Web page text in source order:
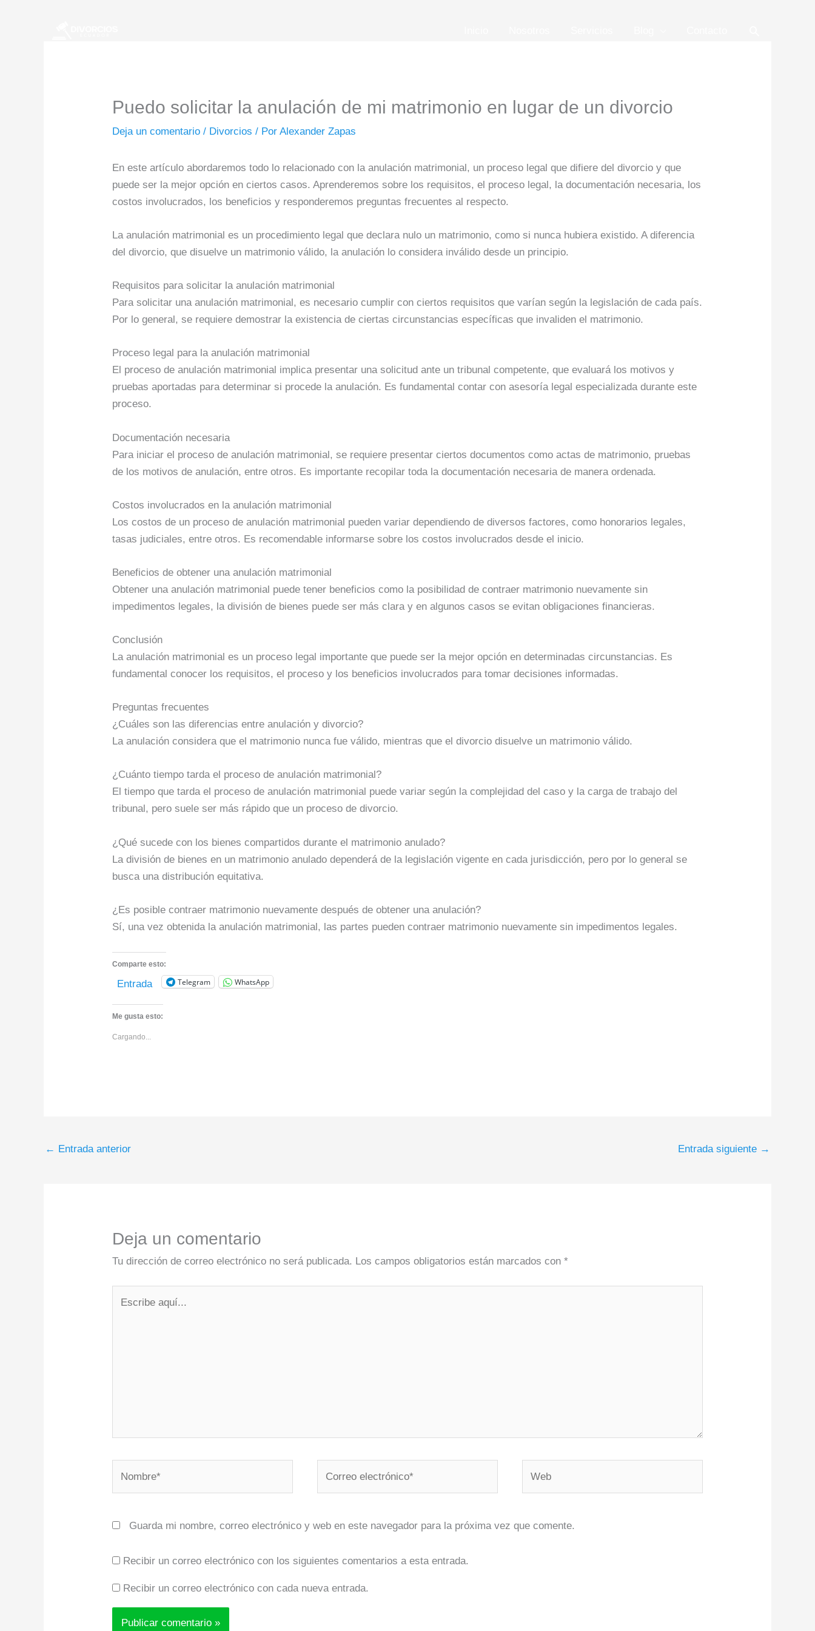
Puedo solicitar la anulación de mi matrimonio en lugar de un divorcio
Deja un comentario / Divorcios / PorAlexander Zapas
En este artículo abordaremos todo lo relacionado con la anulación matrimonial, un proceso legal que difiere del divorcio y que
puede ser la mejor opción en ciertos casos. Aprenderemos sobre los requisitos, el proceso legal, la documentación necesaria, los
costos involucrados, los beneficios y responderemos preguntas frecuentes al respecto.
La anulación matrimonial es un procedimiento legal que declara nulo un matrimonio, como si nunca hubiera existido. A diferencia
del divorcio, que disuelve un matrimonio válido, la anulación lo considera inválido desde un principio.
Requisitos para solicitar la anulación matrimonial
Para solicitar una anulación matrimonial, es necesario cumplir con ciertos requisitos que varían según la legislación de cada país.
Por lo general, se requiere demostrar la existencia de ciertas circunstancias específicas que invaliden el matrimonio.
Proceso legal para la anulación matrimonial
El proceso de anulación matrimonial implica presentar una solicitud ante un tribunal competente, que evaluará los motivos y
pruebas aportadas para determinar si procede la anulación. Es fundamental contar con asesoría legal especializada durante este
proceso.
Documentación necesaria
Para iniciar el proceso de anulación matrimonial, se requiere presentar ciertos documentos como actas de matrimonio, pruebas
de los motivos de anulación, entre otros. Es importante recopilar toda la documentación necesaria de manera ordenada.
Costos involucrados en la anulación matrimonial
Los costos de un proceso de anulación matrimonial pueden variar dependiendo de diversos factores, como honorarios legales,
tasas judiciales, entre otros. Es recomendable informarse sobre los costos involucrados desde el inicio.
Beneficios de obtener una anulación matrimonial
Obtener una anulación matrimonial puede tener beneficios como la posibilidad de contraer matrimonio nuevamente sin
impedimentos legales, la división de bienes puede ser más clara y en algunos casos se evitan obligaciones financieras.
Conclusión
La anulación matrimonial es un proceso legal importante que puede ser la mejor opción en determinadas circunstancias. Es
fundamental conocer los requisitos, el proceso y los beneficios involucrados para tomar decisiones informadas.
Preguntas frecuentes
¿Cuáles son las diferencias entre anulación y divorcio?
La anulación considera que el matrimonio nunca fue válido, mientras que el divorcio disuelve un matrimonio válido.
¿Cuánto tiempo tarda el proceso de anulación matrimonial?
El tiempo que tarda el proceso de anulación matrimonial puede variar según la complejidad del caso y la carga de trabajo del
tribunal, pero suele ser más rápido que un proceso de divorcio.
¿Qué sucede con los bienes compartidos durante el matrimonio anulado?
La división de bienes en un matrimonio anulado dependerá de la legislación vigente en cada jurisdicción, pero por lo general se
busca una distribución equitativa.
¿Es posible contraer matrimonio nuevamente después de obtener una anulación?
Sí, una vez obtenida la anulación matrimonial, las partes pueden contraer matrimonio nuevamente sin impedimentos legales.
Comparte esto:
Entrada Telegram WhatsApp
Me gusta esto:
Cargando...
← Entrada anterior Entrada siguiente →
Deja un comentario
Tu dirección de correo electrónico no será publicada. Los campos obligatorios están marcados con*
Guarda mi nombre, correo electrónico y web en este navegador para la próxima vez que comente.
Recibir un correo electrónico con los siguientes comentarios a esta entrada.
Recibir un correo electrónico con cada nueva entrada.